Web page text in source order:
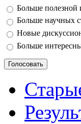
Больше полезной
Больше научных
Новые
Больше